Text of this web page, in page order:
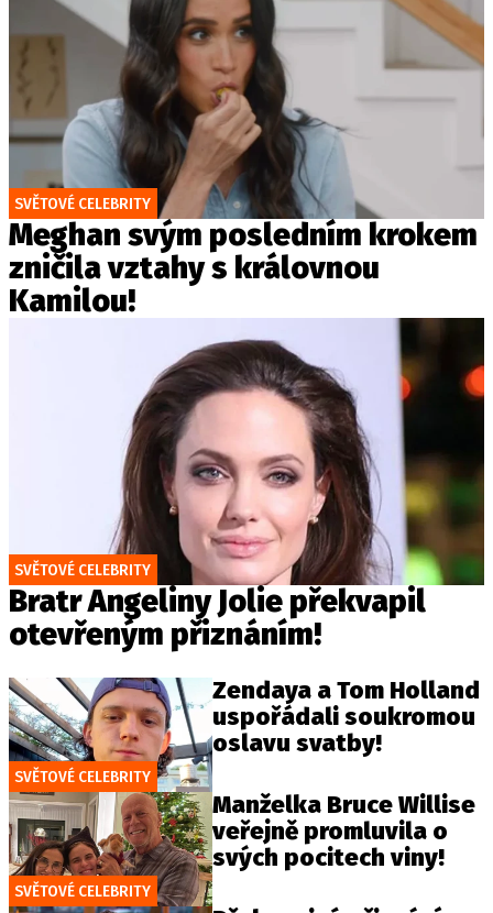
SVĚTOVÉ CELEBRITY
Meghan svým posledním krokem
zničila vztahy s královnou
Kamilou!
SVĚTOVÉ CELEBRITY
Bratr Angeliny Jolie překvapil
otevřeným přiznáním!
SVĚTOVÉ CELEBRITY
Zendaya a Tom Holland
uspořádali soukromou
oslavu svatby!
SVĚTOVÉ CELEBRITY
Manželka Bruce Willise
veřejně promluvila o
svých pocitech viny!